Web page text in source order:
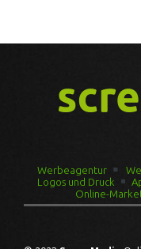
Werbeagentur
Logos und Druck
Online-